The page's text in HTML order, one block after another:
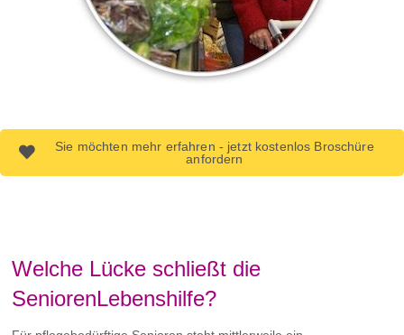
Sie möchten mehr erfahren - jetzt kostenlos Broschüre
anfordern
Welche Lücke schließt die
SeniorenLebenshilfe?